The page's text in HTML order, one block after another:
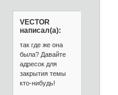
VECTOR
написал(а):
так где же она
была? Давайте
адресок для
закрытия темы
кто-нибудь!